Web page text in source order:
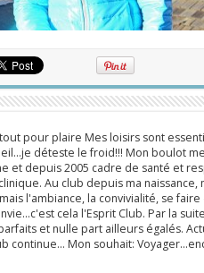
pour plaire Mes loisirs sont
déteste le froid!!! Mon boulot
et depuis 2005 cadre de santé et
Au club depuis ma naissance,
l'ambiance, la convivialité, se
cela l'Esprit Club. Par la
et nulle part ailleurs égalés.
continue... Mon souhait: